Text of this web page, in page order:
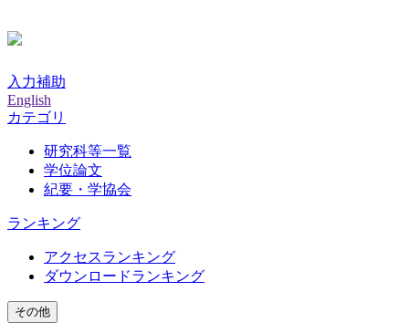
入力補助
English
カテゴリ
研究科等一覧
学位論文
紀要・学協会
ランキング
アクセスランキング
ダウンロードランキング
その他